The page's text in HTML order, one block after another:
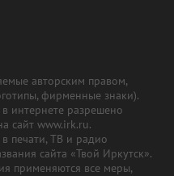
авторским правом,
фирменные знаки).
интернете разрешено
сайт www.irk.ru.
печати, ТВ и радио
сайта «Твой Иркутск».
применяются все меры,